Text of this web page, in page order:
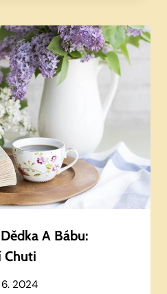
A Bábu:
Chuti
6. 2024